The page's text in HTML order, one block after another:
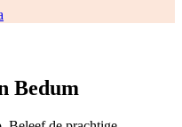
Bedum